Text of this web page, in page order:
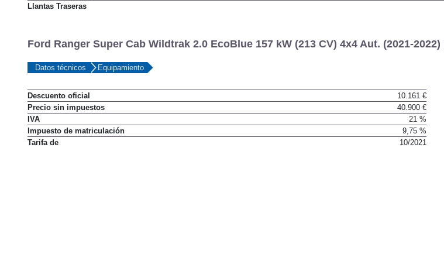
Llantas Traseras
Ford Ranger Super Cab Wildtrak 2.0 EcoBlue 157 kW (213 CV) 4x4 Aut. (2021-2022) |
Datos técnicos Equipamiento
Descuento oficial
10.161 €
Precio sin impuestos
40.900 €
IVA
21 %
Impuesto de matriculación
9,75 %
Tarifa de
10/2021